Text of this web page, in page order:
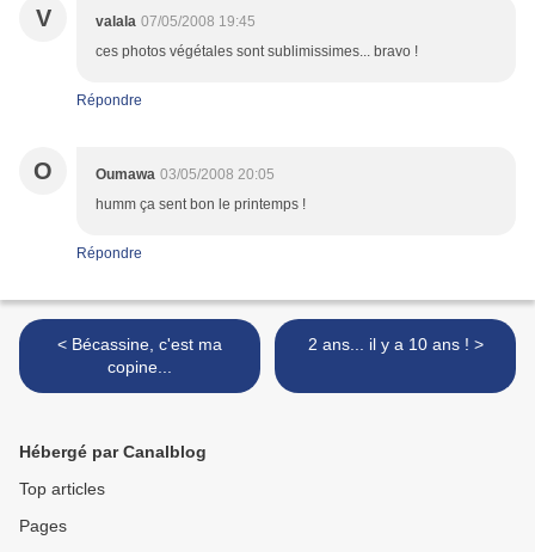
V valala 07/05/2008 19:45
ces photos végétales sont sublimissimes... bravo !
Répondre
O Oumawa 03/05/2008 20:05
humm ça sent bon le printemps !
Répondre
< Bécassine, c'est ma
copine...
2 ans... il y a 10 ans ! >
Hébergé par Canalblog
Top articles
Pages